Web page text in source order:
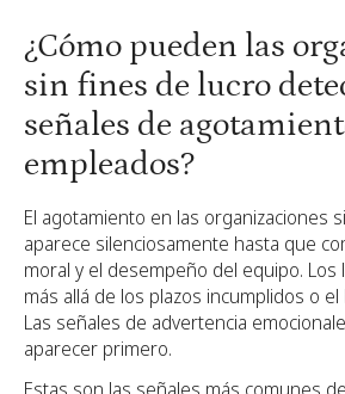
¿Cómo pueden las
sin fines de lucro
señales de
empleados?
El agotamiento en las organizaciones
aparece silenciosamente hasta que
moral y el desempeño del equipo.
más allá de los plazos incumplidos o
Las señales de advertencia
aparecer primero.
Estas son las señales más comunes